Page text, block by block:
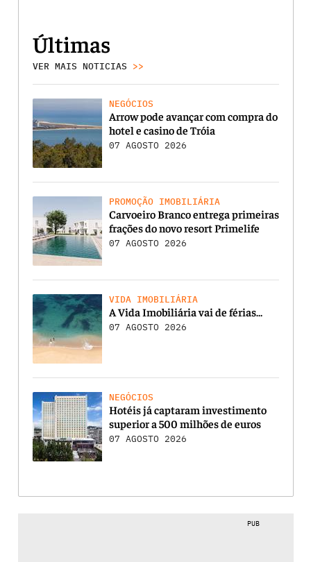
Últimas
VER MAIS NOTICIAS >>
NEGÓCIOS
Arrow pode avançar com compra do
hotel e casino de Tróia
07 AGOSTO 2026
PROMOÇÃO IMOBILIÁRIA
Carvoeiro Branco entrega primeiras
frações do novo resort Primelife
07 AGOSTO 2026
VIDA IMOBILIÁRIA
A Vida Imobiliária vai de férias…
07 AGOSTO 2026
NEGÓCIOS
Hotéis já captaram investimento
superior a 500 milhões de euros
07 AGOSTO 2026
PUB